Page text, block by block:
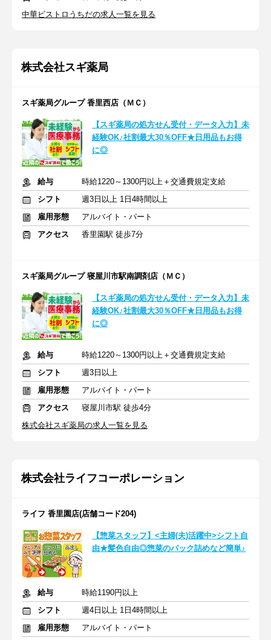
中華ビストロうちだの求人一覧を見る
株式会社スギ薬局
スギ薬局グループ 香里西店（ＭＣ）
【スギ薬局の処方せん受付・データ入力】未
経験OK♪社割最大30％OFF★日用品もお得
に◎
給与
時給1220～1300円以上＋交通費規定支給
シフト
週3日以上 1日4時間以上
雇用形態
アルバイト・パート
アクセス
香里園駅 徒歩7分
スギ薬局グループ 寝屋川市駅南調剤店（ＭＣ）
【スギ薬局の処方せん受付・データ入力】未
経験OK♪社割最大30％OFF★日用品もお得
に◎
給与
時給1220～1300円以上＋交通費規定支給
シフト
週3日以上
雇用形態
アルバイト・パート
アクセス
寝屋川市駅 徒歩4分
株式会社スギ薬局の求人一覧を見る
株式会社ライフコーポレーション
ライフ 香里園店(店舗コード204)
【惣菜スタッフ】<主婦(夫)活躍中>シフト自
由★髪色自由◎惣菜のパック詰めなど簡単♪
給与
時給1190円以上
シフト
週4日以上 1日4時間以上
雇用形態
アルバイト・パート